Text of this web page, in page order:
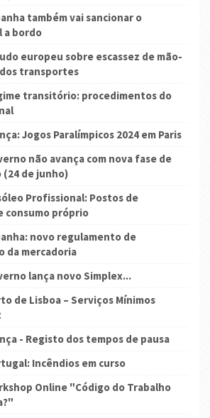
também vai sancionar o
a bordo
europeu sobre escassez de mão-
transportes
transitório: procedimentos do
Jogos Paralímpicos 2024 em Paris
não avança com nova fase de
de junho)
Profissional: Postos de
consumo próprio
novo regulamento de
da mercadoria
lança novo Simplex...
de Lisboa – Serviços Mínimos
- Registo dos tempos de pausa
Incêndios em curso
Online "Código do Trabalho